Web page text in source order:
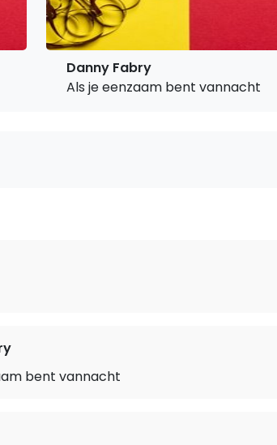
Danny Fabry
Als je eenzaam bent vannacht
bent vannacht